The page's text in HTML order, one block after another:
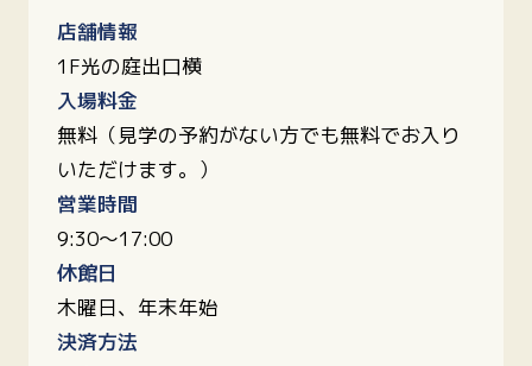
店舗情報
1F光の庭出口横
入場料金
無料（見学の予約がない方でも無料でお入り
いただけます。）
営業時間
9:30〜17:00
休館日
木曜日、年末年始
決済方法